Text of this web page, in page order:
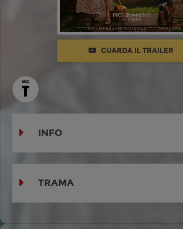
GUARDA IL TRAILER
INFO
TRAMA